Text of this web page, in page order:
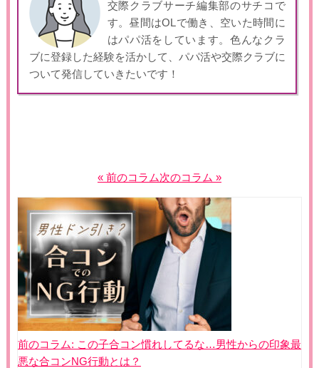
交際クラブサーチ編集部のサチコで
す。昼間はOLで働き、空いた時間に
はパパ活をしています。色んなクラ
ブに登録した経験を活かして、パパ活や交際クラブに
ついて発信していきたいです！
« 前のコラム次のコラム »
投
稿
ビ
ゲ
ー
シ
ョ
ン
前のコラム: この子合コン慣れしてるな…男性からの印象最
悪な合コンNG行動とは？